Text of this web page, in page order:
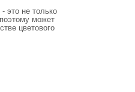
это не только
может
цветового